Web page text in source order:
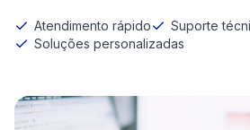
Atendimento rápido
Suporte
Soluções personalizadas